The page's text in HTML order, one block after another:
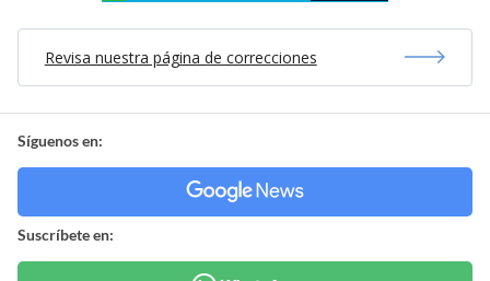
Revisa nuestra página de correcciones
Síguenos en:
Suscríbete en: